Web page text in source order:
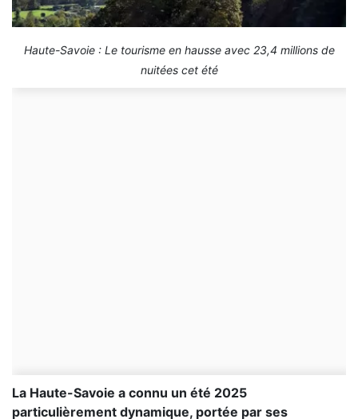
Haute-Savoie : Le tourisme en hausse avec 23,4 millions de
nuitées cet été
La Haute-Savoie a connu un été 2025
particulièrement dynamique, portée par ses